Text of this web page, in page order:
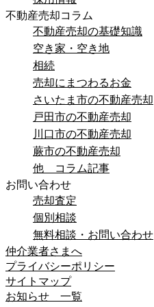
不動産売却コラム
不動産売却の基礎知識
空き家・空き地
相続
売却にまつわるお金
さいたま市の不動産売却
戸田市の不動産売却
川口市の不動産売却
蕨市の不動産売却
他 コラム記事
お問い合わせ
売却査定
個別相談
無料相談・お問い合わせ
仲介業者さまへ
プライバシーポリシー
サイトマップ
お知らせ 一覧